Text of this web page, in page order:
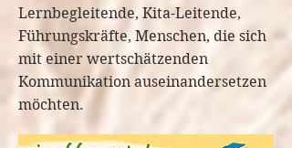
Lernbegleitende, Kita-Leitende,
Führungskräfte, Menschen, die sich
mit einer wertschätzenden
Kommunikation auseinandersetzen
möchten.